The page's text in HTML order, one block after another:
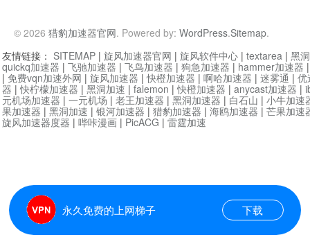
© 2026 猎豹加速器官网. Powered by: WordPress.Sitemap.
永久免费的上网梯子 下载
友情链接： SITEMAP | 旋风加速器官网 | 旋风软件中心 | textarea | 黑
quickq加速器 | 飞驰加速器 | 飞鸟加速器 | 狗急加速器 | hammer加速器
| 免费vqn加速外网 | 旋风加速器 |快橙加速器 | 啊哈加速器 | 迷雾通 | 优
器 |快柠檬加速器 | 黑洞加速 | falemon |快橙加速器 | anycast加速器 |
元机场加速器 | 一元机场 | 老王加速器 | 黑洞加速器 | 白石山 | 小牛加速
果加速器 | 黑洞加速 | 银河加速器 | 猎豹加速器 | 海鸥加速器 | 芒果加速
旋风加速器度器 | 哔咔漫画 | PicACG | 雷霆加速